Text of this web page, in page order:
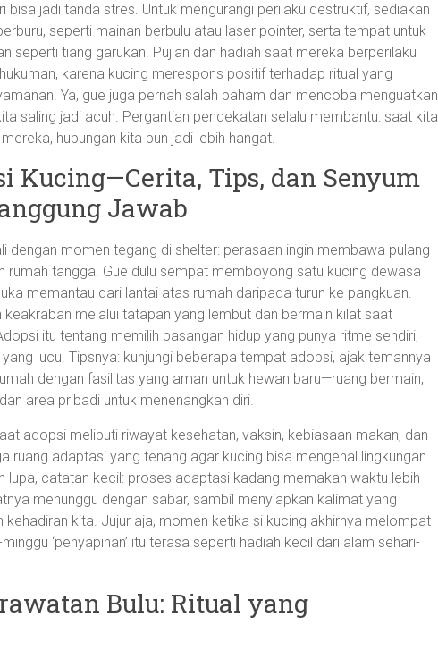
bisa jadi tanda stres. Untuk mengurangi perilaku destruktif, sediakan
seperti mainan berbulu atau laser pointer, serta tempat untuk
seperti tiang garukan. Pujian dan hadiah saat mereka berperilaku
karena kucing merespons positif terhadap ritual yang
Ya, gue juga pernah salah paham dan mencoba menguatkan
saling jadi acuh. Pergantian pendekatan selalu membantu: saat kita
hubungan kita pun jadi lebih hangat.
Kucing—Cerita, Tips, dan Senyum
Jawab
dengan momen tegang di shelter: perasaan ingin membawa pulang
rumah tangga. Gue dulu sempat memboyong satu kucing dewasa
memantau dari lantai atas rumah daripada turun ke pangkuan.
keakraban melalui tatapan yang lembut dan bermain kilat saat
itu tentang memilih pasangan hidup yang punya ritme sendiri,
lucu. Tipsnya: kunjungi beberapa tempat adopsi, ajak temannya
dengan fasilitas yang aman untuk hewan baru—ruang bermain,
area pribadi untuk menenangkan diri.
adopsi meliputi riwayat kesehatan, vaksin, kebiasaan makan, dan
ruang adaptasi yang tenang agar kucing bisa mengenal lingkungan
lupa, catatan kecil: proses adaptasi kadang memakan waktu lebih
menunggu dengan sabar, sambil menyiapkan kalimat yang
kita. Jujur aja, momen ketika si kucing akhirnya melompat
‘penyapihan’ itu terasa seperti hadiah kecil dari alam sehari-
Bulu: Ritual yang